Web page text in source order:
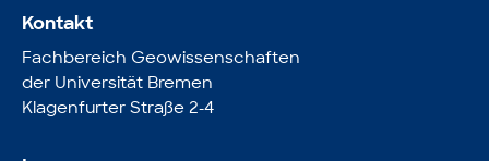
Kontakt
Fachbereich Geowissenschaften
der Universität Bremen
Klagenfurter Straße 2-4